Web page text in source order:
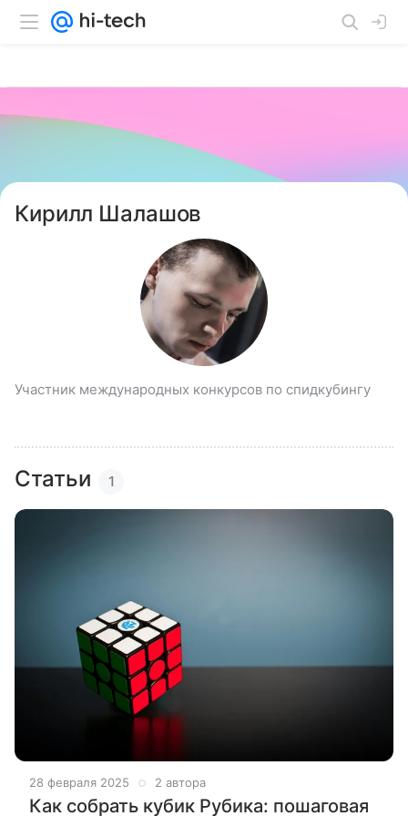
Кирилл Шалашов
Участник международных конкурсов по спидкубингу
Статьи 1
28 февраля 2025 2 автора
Как собрать кубик Рубика: пошаговая